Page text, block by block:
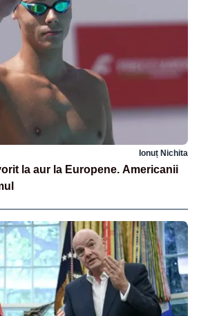
Ionuț Nichita
la aur la Europene. Americanii